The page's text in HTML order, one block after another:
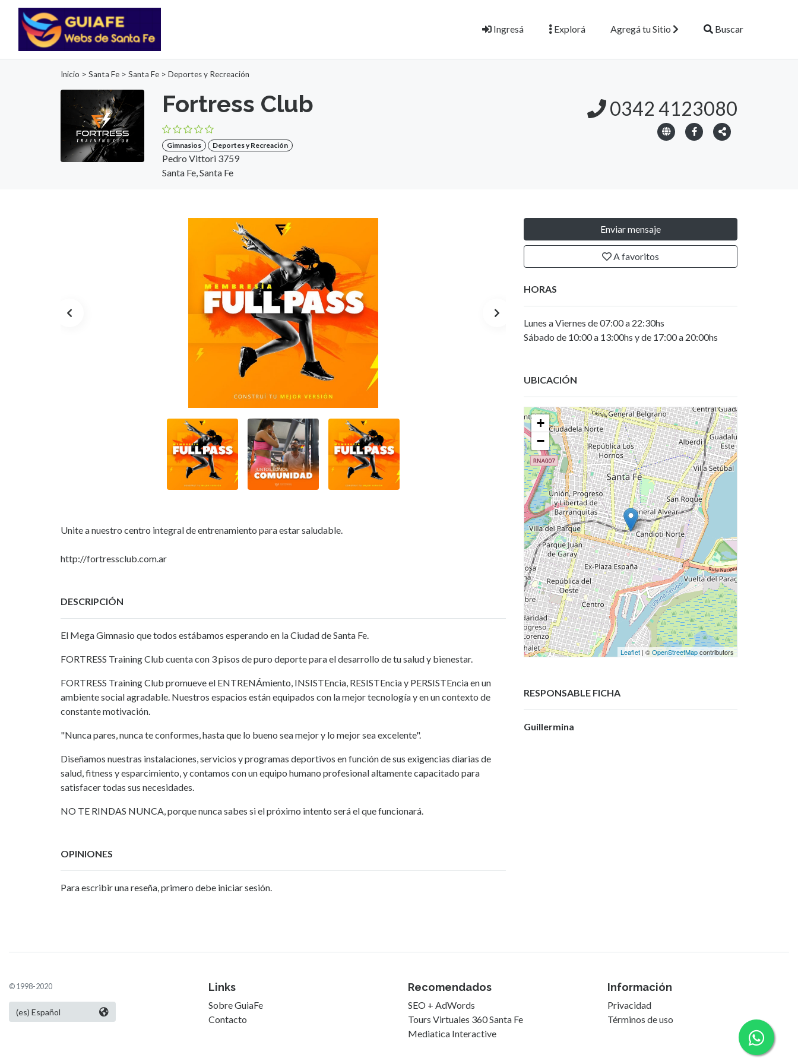
Ingresá Explorá Agregá tu Sitio Buscar
Inicio > Santa Fe > Santa Fe > Deportes y Recreación
Fortress Club
Gimnasios Deportes y Recreación
Pedro Vittori 3759
Santa Fe, Santa Fe
0342 4123080
Unite a nuestro centro integral de entrenamiento para estar saludable.
http://fortressclub.com.ar
DESCRIPCIÓN
El Mega Gimnasio que todos estábamos esperando en la Ciudad de Santa Fe.
FORTRESS Training Club cuenta con 3 pisos de puro deporte para el desarrollo de tu salud y bienestar.
FORTRESS Training Club promueve el ENTRENÁmiento, INSISTEncia, RESISTEncia y PERSISTEncia en un
ambiente social agradable. Nuestros espacios están equipados con la mejor tecnología y en un contexto de
constante motivación.
"Nunca pares, nunca te conformes, hasta que lo bueno sea mejor y lo mejor sea excelente".
Diseñamos nuestras instalaciones, servicios y programas deportivos en función de sus exigencias diarias de
salud, fitness y esparcimiento, y contamos con un equipo humano profesional altamente capacitado para
satisfacer todas sus necesidades.
NO TE RINDAS NUNCA, porque nunca sabes si el próximo intento será el que funcionará.
OPINIONES
Para escribir una reseña, primero debe iniciar sesión.
Enviar mensaje
A favoritos
HORAS
Lunes a Viernes de 07:00 a 22:30hs
Sábado de 10:00 a 13:00hs y de 17:00 a 20:00hs
UBICACIÓN
+
−
Leaflet | ©OpenStreetMapcontributors
RESPONSABLE FICHA
Guillermina
© 1998-2020 Links
Sobre GuiaFe
Contacto
Recomendados
SEO + AdWords
Tours Virtuales 360 Santa Fe
Mediatica Interactive
Información
Privacidad
Términos de uso